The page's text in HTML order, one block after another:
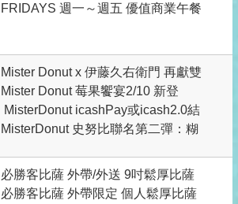
12點 啤酒調酒買二送一
FRIDAYS 週一～週五 優值商業午餐
Mister Donut x 伊藤久右衛門 再獻雙
茶饗宴 同時打造生系列雙茶爆餡波
波隆尼，再加碼 甜甜圈買六送二優
Mister Donut 莓果饗宴2/10 新登
場 甜甜圈買5送1 / 買6送2
MisterDonut icashPay或icash2.0結
帳單筆消費購買線條小狗聯名商品
滿150元(含)以上， 即贈線條小狗壓
克力夾乙個
MisterDonut​​​​​​​ 史努比聯名第二彈：糊
癒周邊、夏季檸檬風味甜甜圈新品
必勝客比薩 外帶/外送 9吋鬆厚比薩
(5選1)＋Flatzz手工義式薄比薩(3選
必勝客比薩 外帶限定 個人鬆厚比薩